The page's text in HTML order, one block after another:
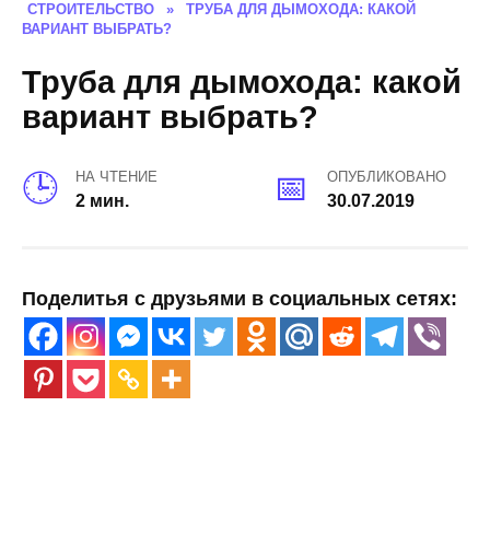
СТРОИТЕЛЬСТВО
»
ТРУБА ДЛЯ ДЫМОХОДА: КАКОЙ
ВАРИАНТ ВЫБРАТЬ?
Труба для дымохода: какой
вариант выбрать?
НА ЧТЕНИЕ
2 мин.
ОПУБЛИКОВАНО
30.07.2019
Поделитья с друзьями в социальных сетях: